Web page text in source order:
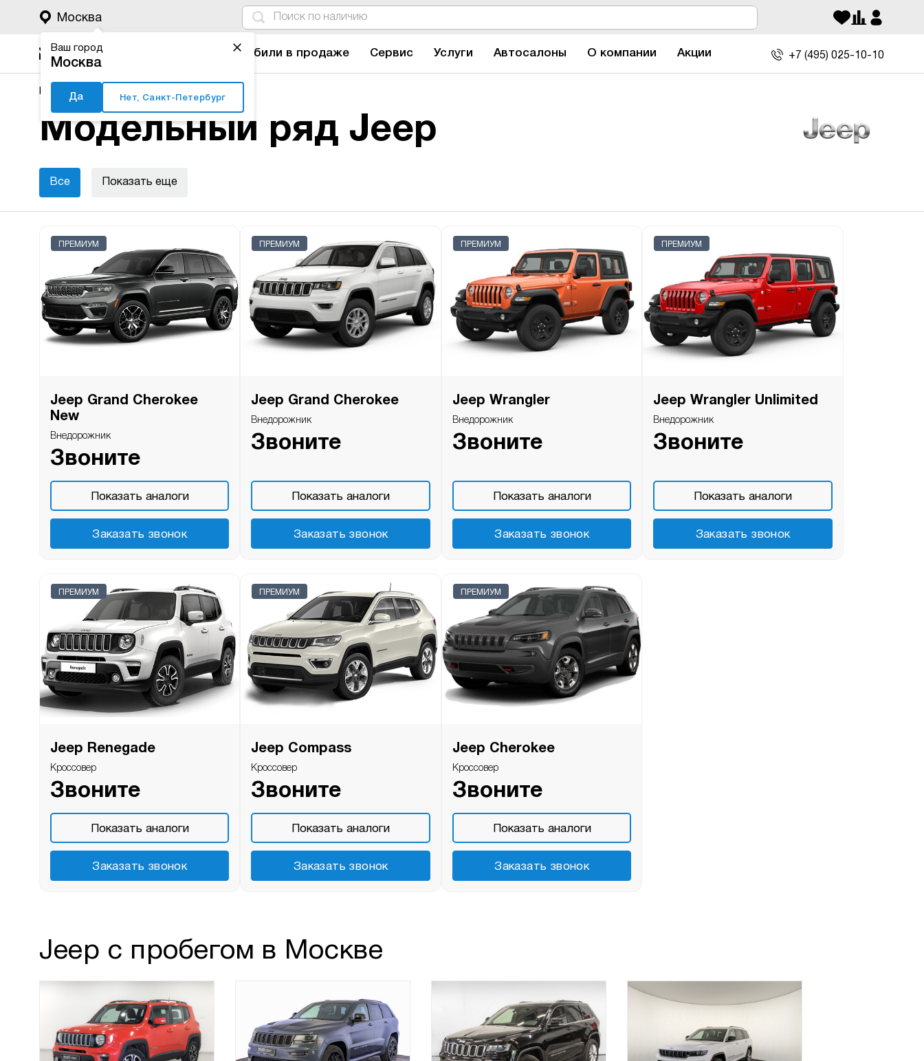
Москва
Ваш город
Москва
Да Нет, Санкт-Петербург
Автомобили в продаже Сервис Услуги Автосалоны О компании Акции +7 (495) 025-10-10
Major Auto
Модельный ряд Jeep
Все Показать еще
ПРЕМИУМ
Jeep Grand Cherokee
New
Внедорожник
Звоните
Показать аналоги
Заказать звонок
ПРЕМИУМ
Jeep Grand Cherokee
Внедорожник
Звоните
Показать аналоги
Заказать звонок
ПРЕМИУМ
Jeep Wrangler
Внедорожник
Звоните
Показать аналоги
Заказать звонок
ПРЕМИУМ
Jeep Wrangler Unlimited
Внедорожник
Звоните
Показать аналоги
Заказать звонок
ПРЕМИУМ
Jeep Renegade
Кроссовер
Звоните
Показать аналоги
Заказать звонок
ПРЕМИУМ
Jeep Compass
Кроссовер
Звоните
Показать аналоги
Заказать звонок
ПРЕМИУМ
Jeep Cherokee
Кроссовер
Звоните
Показать аналоги
Заказать звонок
Jeep с пробегом в Москве